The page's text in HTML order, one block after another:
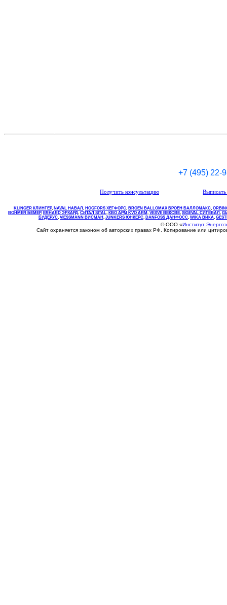
+7 (495) 22-
Получить консультацию
KLINGER КЛИНГЕР, NAVAL НАВАЛ , НOGFORS ХЕГФОРС, BROEN BALLOMAX БРОЕН БАЛЛОМАКС,
BOHMER БЕМЕР, ERHARD ЭРХАРД, СИТАЛ SITAL, КВО АРМ KVO ARM, VEXVE ВЕКСВЕ, SIGEVAL СИГЕВАЛ ,
БУДЕРУС, VIESSMANN ВИСМАН , JUNKERS ЮНКЕРС. DANFOSS ДАНФОСС, WIKA ВИКА,
© ООО «Институт
Сайт охраняется законом об авторских правах РФ. Копирование или